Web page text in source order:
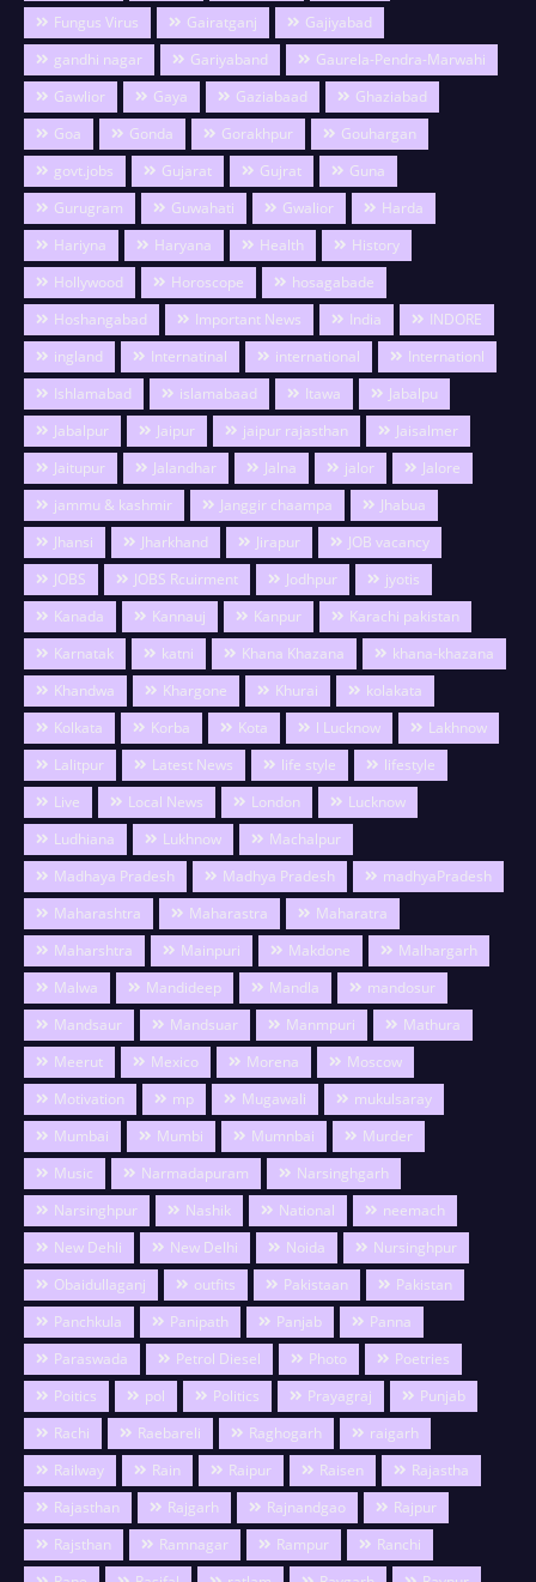
Fungus Virus
Gairatganj
Gajiyabad
gandhi nagar
Gariyaband
Gaurela-Pendra-Marwahi
Gawlior
Gaya Gaziabaad
Ghaziabad
Goa
Gonda Gorakhpur
Gouhargan
govt.jobs
Gujarat Gujrat
Guna
Gurugram
Guwahati Gwalior
Harda
Hariyna
Haryana Health
History
Hollywood
Horoscope
hosagabade
Hoshangabad
Important News India
INDORE
ingland
Internatinal international
Internationl
Ishlamabad
islamabaad Itawa
Jabalpu
Jabalpur
Jaipur jaipur rajasthan
Jaisalmer
Jaitupur
Jalandhar Jalna jalor
Jalore
jammu & kashmir
Janggir chaampa
Jhabua
Jhansi
Jharkhand Jirapur
JOB vacancy
JOBS
JOBS Rcuirment Jodhpur
jyotis
Kanada
Kannauj Kanpur
Karachi pakistan
Karnatak
katni Khana Khazana
khana-khazana
Khandwa
Khargone Khurai
kolakata
Kolkata
Korba Kota l Lucknow
Lakhnow
Lalitpur
Latest News life style
lifestyle
Live
Local News London
Lucknow
Ludhiana
Lukhnow
Machalpur
Madhaya Pradesh
Madhya Pradesh
madhyaPradesh
Maharashtra
Maharastra
Maharatra
Maharshtra
Mainpuri Makdone
Malhargarh
Malwa
Mandideep Mandla
mandosur
Mandsaur
Mandsuar Manmpuri
Mathura
Meerut
Mexico Morena
Moscow
Motivation
mp Mugawali
mukulsaray
Mumbai
Mumbi Mumnbai
Murder
Music
Narmadapuram
Narsinghgarh
Narsinghpur
Nashik National
neemach
New Dehli
New Delhi Noida
Nursinghpur
Obaidullaganj
outfits Pakistaan
Pakistan
Panchkula
Panipath Panjab
Panna
Paraswada
Petrol Diesel Photo
Poetries
Poitics
pol Politics Prayagraj
Punjab
Rachi
Raebareli Raghogarh
raigarh
Railway
Rain Raipur Raisen
Rajastha
Rajasthan
Rajgarh Rajnandgao
Rajpur
Rajsthan
Ramnagar Rampur
Ranchi